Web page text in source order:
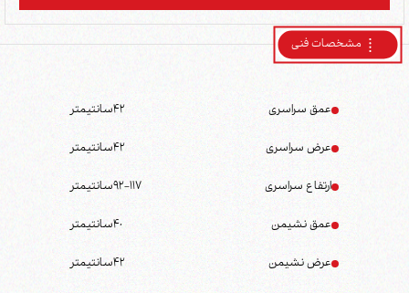
مشخصات فنی
عمق سراسری 42سانتیمتر
عرض سراسری 42سانتیمتر
ارتفاع سراسری 92-117سانتیمتر
عمق نشیمن 40سانتیمتر
عرض نشیمن 42سانتیمتر